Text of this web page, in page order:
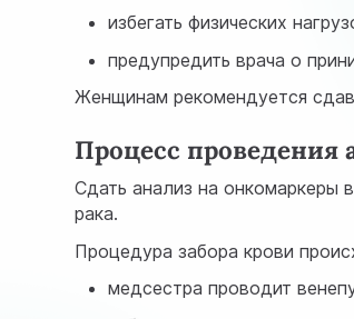
избегать физических
предупредить врача о
Женщинам рекомендуется
Процесс проведения
Сдать анализ на онкомаркеры
рака.
Процедура забора крови
медсестра проводит